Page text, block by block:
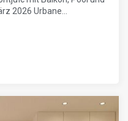
eine Residenz, sondern
Refugium, in
der kosmopolitische
2026 Urbane
der begehrtesten und
sorgfältig für
bietet eine raffinierte
Lage. Die
Schlafzimmer und